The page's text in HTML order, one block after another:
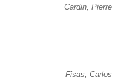
Cardin, Pierre
Fisas, Carlos